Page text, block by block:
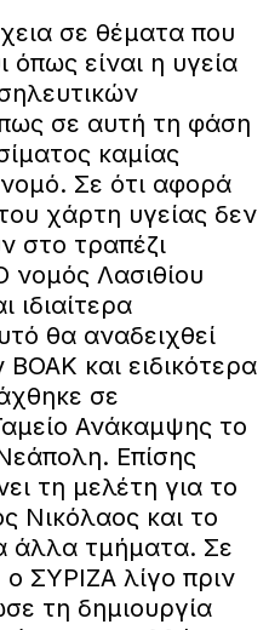
σε θέματα που
είναι η υγεία
σε αυτή τη φάση
καμίας
Σε ότι αφορά
χάρτη υγείας δεν
στο τραπέζι
νομός Λασιθίου
ιδιαίτερα
θα αναδειχθεί
και ειδικότερα
σε
Ανάκαμψης το
Επίσης
τη μελέτη για το
Νικόλαος και το
άλλα τμήματα. Σε
ΣΥΡΙΖΑ λίγο πριν
τη δημιουργία